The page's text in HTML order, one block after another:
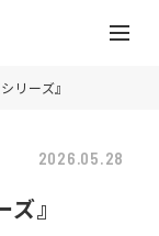
リーズ』
2026.05.28
』